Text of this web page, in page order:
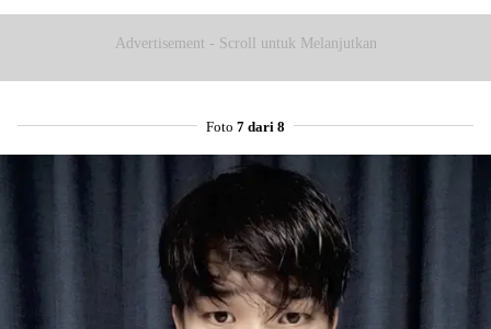
Advertisement - Scroll untuk Melanjutkan
Foto 7 dari 8